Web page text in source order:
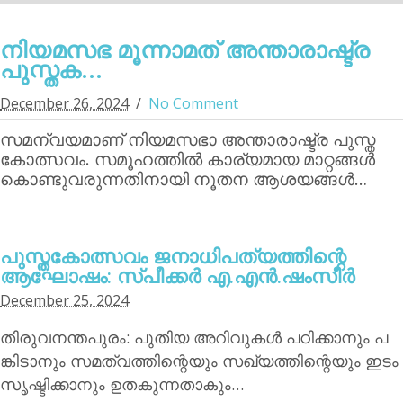
നിയമസഭ മൂന്നാമത് അന്താരാഷ്ട്ര
പുസ്തക...
December 26, 2024 No Comment
സമന്വയമാണ് നിയമസഭാ അന്താരാഷ്ട്ര പുസ്ത
കോത്സവം. സമൂഹത്തില്‍ കാര്യമായ മാറ്റങ്ങള്‍
കൊണ്ടുവരുന്നതിനായി നൂതന ആശയങ്ങള്‍…
പുസ്തകോത്സവം ജനാധിപത്യത്തിന്റെ
ആഘോഷം: സ്പീക്കര്‍ എ.എന്‍.ഷംസീര്‍
December 25, 2024
തിരുവനന്തപുരം: പുതിയ അറിവുകള്‍ പഠിക്കാനും പ
ങ്കിടാനും സമത്വത്തിന്റെയും സഖ്യത്തിന്റെയും ഇടം
സൃഷ്ടിക്കാനും ഉതകുന്നതാകും…